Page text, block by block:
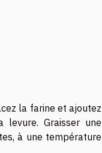
la farine et ajoutez
levure. Graisser une
à une température